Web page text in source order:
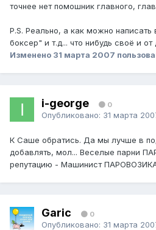
точнее нет помошник главного,
P.S. Реально, а как можно
боксер" и т.д... что нибудь своё и от
Изменено 31 марта 2007
i-george 0
Опубликовано: 31 марта
К Саше обратись. Да мы лучше в
добавлять, мол... Веселые парни
репутацию - Машинист
Garic 0
Опубликовано: 31 марта